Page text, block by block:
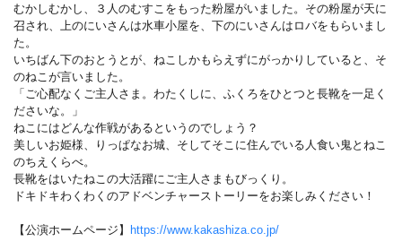
むかしむかし、３人のむすこをもった粉屋がいました。その粉屋が天に
召され、上のにいさんは水車小屋を、下のにいさんはロバをもらいまし
た。
いちばん下のおとうとが、ねこしかもらえずにがっかりしていると、そ
のねこが言いました。
「ご心配なくご主人さま。わたくしに、ふくろをひとつと長靴を一足く
ださいな。」
ねこにはどんな作戦があるというのでしょう？
美しいお姫様、りっぱなお城、そしてそこに住んでいる人食い鬼とねこ
のちえくらべ。
長靴をはいたねこの大活躍にご主人さまもびっくり。
ドキドキわくわくのアドベンチャーストーリーをお楽しみください！
【公演ホームページ】 https://www.kakashiza.co.jp/